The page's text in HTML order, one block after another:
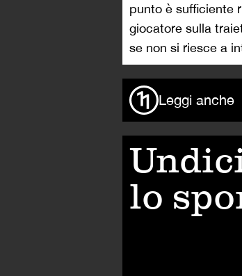
punto è sufficiente
giocatore sulla
se non si riesce a
Leggi anche
lo